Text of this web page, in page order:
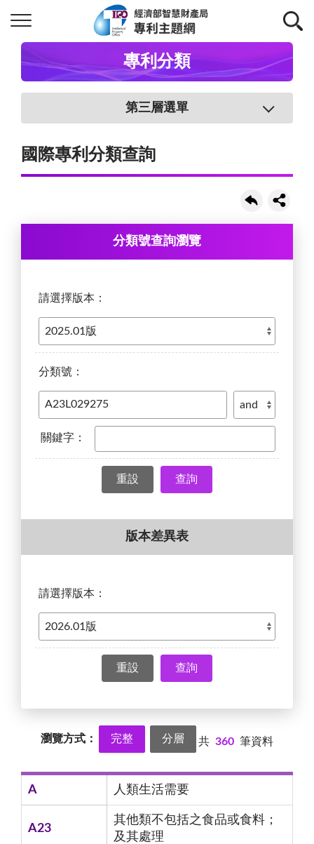
專利分類
第三層選單
國際專利分類查詢
分類號查詢瀏覽
請選擇版本：
分類號：
關鍵字：
查詢
版本差異表
請選擇版本：
查詢
瀏覽方式： 完整 分層 共 360 筆資料
A 人類生活需要
A23
其他類不包括之食品或食料；
及其處理